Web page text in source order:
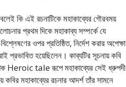
কি এই রচনাটিকে মহাকাব্যের গৌরবময়
প্রথম দিকে মহাকাব্য সম্পর্কে যে
ওপর প্রতিষ্ঠিত, নির্দেশ করার অপেক্ষা
প্রভাবিত হয়েছিলেন। কাব্যটির সূচনায় কবি
Heroic tale রূপে মহাকাব্যের সেই ধ্রুপদী
মহাকাব্যের রচনার আদর্শ তাঁর সামনে